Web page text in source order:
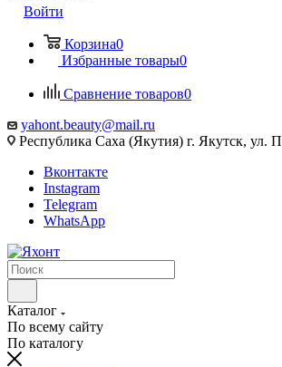
Войти
Корзина0
Избранные товары0
Сравнение товаров0
yahont.beauty@mail.ru
Республика Саха (Якутия) г. Якутск, ул.
Вконтакте
Instagram
Telegram
WhatsApp
Каталог
По всему сайту
По каталогу